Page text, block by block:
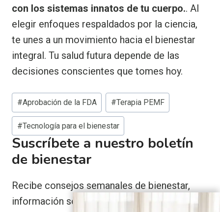
con los sistemas innatos de tu cuerpo.. Al
elegir enfoques respaldados por la ciencia,
te unes a un movimiento hacia el bienestar
integral. Tu salud futura depende de las
decisiones conscientes que tomes hoy.
Etiquetas
de
publicación:
#Aprobación de la FDA #Terapia PEMF
#Tecnología para el bienestar
Suscríbete a nuestro boletín
de bienestar
Recibe consejos semanales de bienestar,
información sobre salud natural y ofertas